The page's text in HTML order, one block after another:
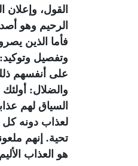
القول، وإعلان
الرحيم وهو
فأما الذين
وتفصيل وتوكيد:
على أنفسهم
والضلال:
السياق لهم
لعذاب دونه كل
تحية. إنهم
هو العذاب